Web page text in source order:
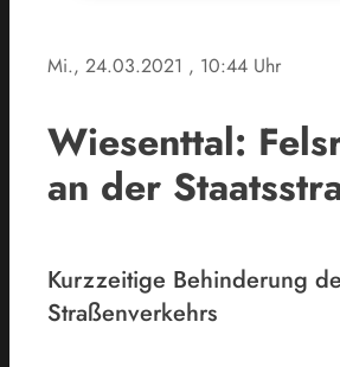
Mi., 24.03.2021 , 10:44 Uhr
Wiesenttal:
an der
Kurzzeitige Behinderung
Straßenverkehrs